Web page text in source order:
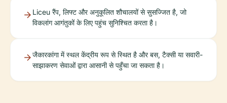
Liceu रैंप, लिफ्ट और अनुकूलित शौचालयों से सुसज्जित है, जो
विकलांग आगंतुकों के लिए पहुंच सुनिश्चित करता है।
जैकारकांगा में स्थल केंद्रीय रूप से स्थित है और बस, टैक्सी या सवारी-
साझाकरण सेवाओं द्वारा आसानी से पहुँचा जा सकता है।